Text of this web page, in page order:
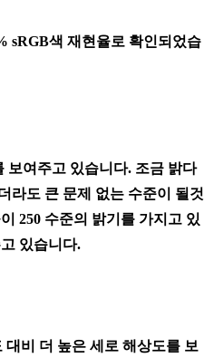
sRGB색 재현율로 확인되었습
보여주고 있습니다. 조금 밝다
라도 큰 문제 없는 수준이 될것
250 수준의 밝기를 가지고 있
있습니다.
비 더 높은 세로 해상도를 보